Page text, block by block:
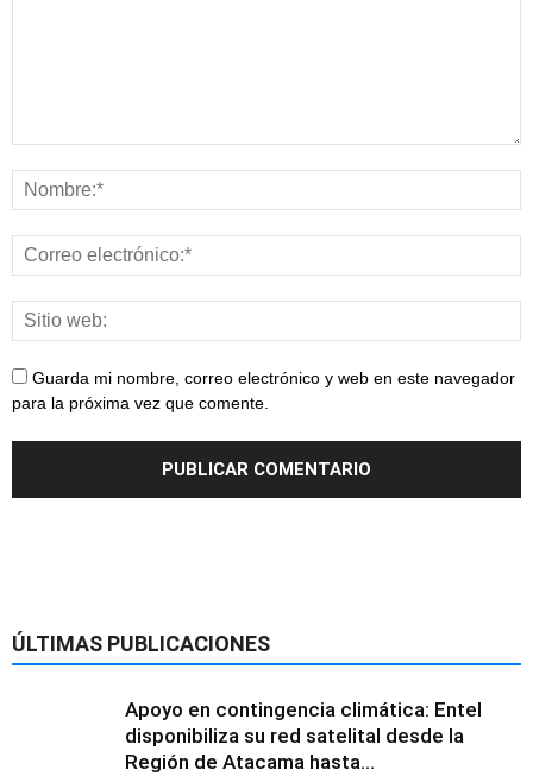
Guarda mi nombre, correo electrónico y web en este navegador
para la próxima vez que comente.
ÚLTIMAS PUBLICACIONES
Apoyo en contingencia climática: Entel
disponibiliza su red satelital desde la
Región de Atacama hasta...